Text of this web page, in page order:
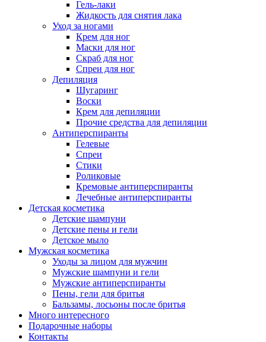
Гель-лаки
Жидкость для снятия лака
Уход за ногами
Крем для ног
Маски для ног
Скраб для ног
Спреи для ног
Депиляция
Шугаринг
Воски
Крем для депиляции
Прочие средства для депиляции
Антиперспиранты
Гелевые
Спреи
Стики
Роликовые
Кремовые антиперспиранты
Лечебные антиперспиранты
Детская косметика
Детские шампуни
Детские пены и гели
Детское мыло
Мужская косметика
Уходы за лицом для мужчин
Мужские шампуни и гели
Мужские антиперспиранты
Пены, гели для бритья
Бальзамы, лосьоны после бритья
Много интересного
Подарочные наборы
Контакты